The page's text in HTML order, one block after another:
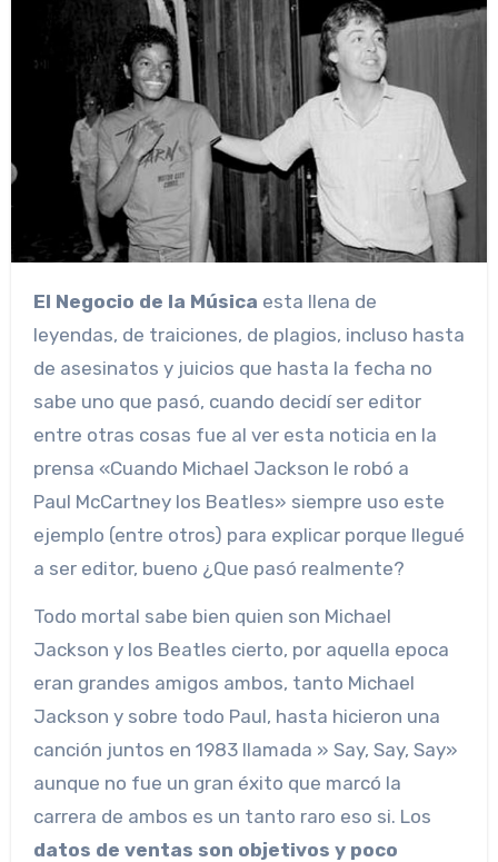
El Negocio de la Música esta llena de
leyendas, de traiciones, de plagios, incluso hasta
de asesinatos y juicios que hasta la fecha no
sabe uno que pasó, cuando decidí ser editor
entre otras cosas fue al ver esta noticia en la
prensa «Cuando Michael Jackson le robó a
Paul McCartney los Beatles» siempre uso este
ejemplo (entre otros) para explicar porque llegué
a ser editor, bueno ¿Que pasó realmente?
Todo mortal sabe bien quien son Michael
Jackson y los Beatles cierto, por aquella epoca
eran grandes amigos ambos, tanto Michael
Jackson y sobre todo Paul, hasta hicieron una
canción juntos en 1983 llamada » Say, Say, Say»
aunque no fue un gran éxito que marcó la
carrera de ambos es un tanto raro eso si. Los
datos de ventas son objetivos y poco